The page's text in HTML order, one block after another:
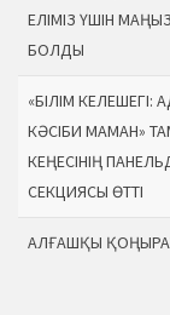
ЕЛІМІЗ ҮШІН
БОЛДЫ
«БІЛІМ КЕЛЕШЕГІ:
КӘСІБИ МАМАН»
КЕҢЕСІНІҢ
СЕКЦИЯСЫ ӨТТІ
АЛҒАШҚЫ